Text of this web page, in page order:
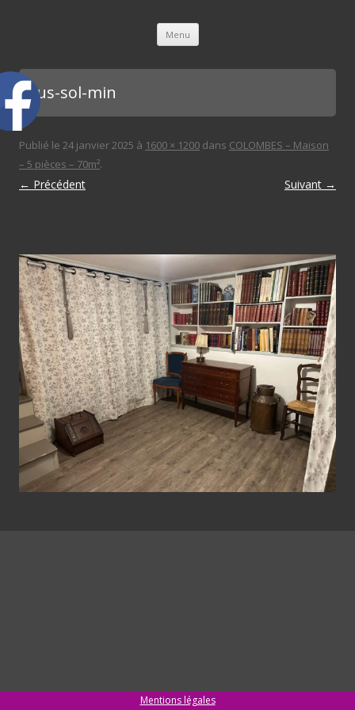
Menu Aller au contenu principal
sous-sol-min
Publié le 24 janvier 2025 à 1600 × 1200 dans COLOMBES – Maison
– 5 pièces – 70m².
← Précédent Suivant →
Mentions légales